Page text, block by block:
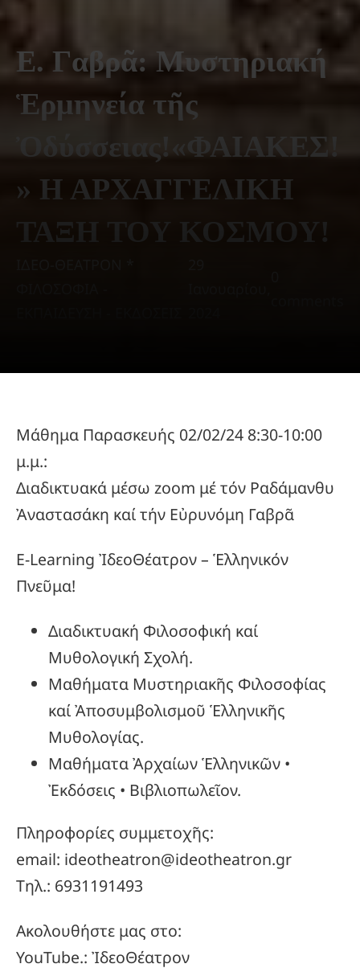
Ε. Γαβρᾶ: Μυστηριακή
Ἑρμηνεία τῆς
Ὀδύσσειας!«ΦΑΙΑΚΕΣ!
» Η ΑΡΧΑΓΓΕΛΙΚΗ
ΤΑΞΗ ΤΟΥ ΚΟΣΜΟΥ!
Μάθημα Παρασκευής 02/02/24 8:30-10:00
μ.μ.:
Διαδικτυακά μέσω zoom μέ τόν Ραδάμανθυ
Ἀναστασάκη καί τήν Εὐρυνόμη Γαβρᾶ
E-Learning ἸδεοΘέατρον – Ἑλληνικόν
Πνεῦμα!
Διαδικτυακή Φιλοσοφική καί
Μυθολογική Σχολή.
Μαθήματα Μυστηριακῆς Φιλοσοφίας
καί Ἀποσυμβολισμοῦ Ἑλληνικῆς
Μυθολογίας.
Μαθήματα Ἀρχαίων Ἑλληνικῶν •
Ἐκδόσεις • Βιβλιοπωλεῖον.
Πληροφορίες συμμετοχῆς:
email: ideotheatron@ideotheatron.gr
Τηλ.: 6931191493
Ακολουθήστε μας στο:
YouTube.: ἸδεοΘέατρον